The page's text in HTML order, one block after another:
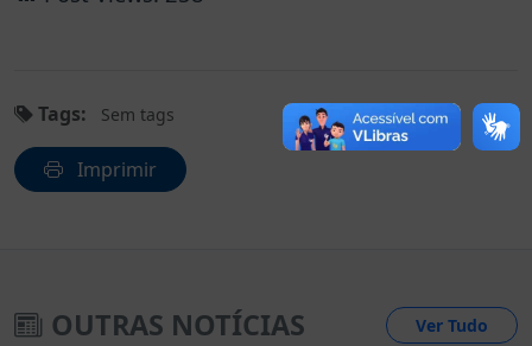
Tags: Sem tags
Imprimir
OUTRAS NOTÍCIAS Ver Tudo